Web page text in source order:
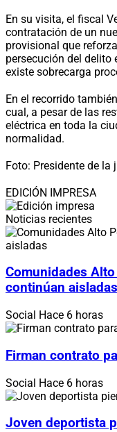
En su visita, el fiscal
contratación de un
provisional que
persecución del delito
existe sobrecarga
En el recorrido
cual, a pesar de las
eléctrica en toda la
normalidad.
Foto: Presidente de la
EDICIÓN IMPRESA
Noticias recientes
Comunidades
continúan aisladas
Social Hace 6 horas
Firman contrato
Social Hace 6 horas
Joven deportista